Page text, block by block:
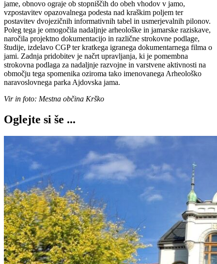
jame, obnovo ograje ob stopniščih do obeh vhodov v jamo,
vzpostavitev opazovalnega podesta nad kraškim poljem ter
postavitev dvojezičnih informativnih tabel in usmerjevalnih pilonov.
Poleg tega je omogočila nadaljnje arheološke in jamarske raziskave,
naročila projektno dokumentacijo in različne strokovne podlage,
študije, izdelavo CGP ter kratkega igranega dokumentarnega filma o
jami. Zadnja pridobitev je načrt upravljanja, ki je pomembna
strokovna podlaga za nadaljnje razvojne in varstvene aktivnosti na
območju tega spomenika oziroma tako imenovanega Arheološko
naravoslovnega parka Ajdovska jama.
Vir in foto: Mestna občina Krško
Oglejte si še ...